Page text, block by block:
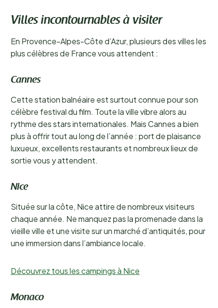
Villes incontournables à visiter
En Provence-Alpes-Côte d’Azur, plusieurs des villes les
plus célèbres de France vous attendent :
Cannes
Cette station balnéaire est surtout connue pour son
célèbre festival du film. Toute la ville vibre alors au
rythme des stars internationales. Mais Cannes a bien
plus à offrir tout au long de l’année : port de plaisance
luxueux, excellents restaurants et nombreux lieux de
sortie vous y attendent.
Nice
Située sur la côte, Nice attire de nombreux visiteurs
chaque année. Ne manquez pas la promenade dans la
vieille ville et une visite sur un marché d’antiquités, pour
une immersion dans l’ambiance locale.
Découvrez tous les campings à Nice
Monaco